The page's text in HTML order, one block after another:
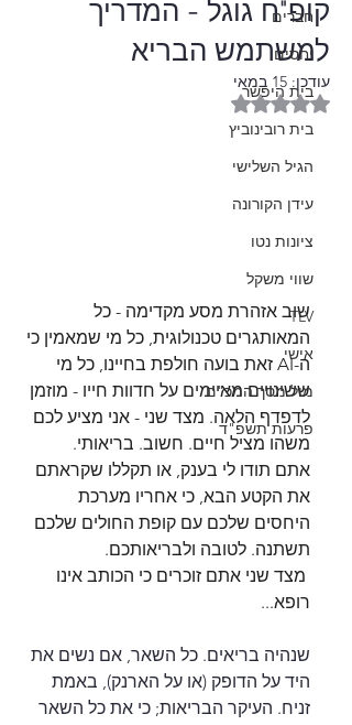
חברים
יחסים
בית היפשר
בית רובינוביץ
הגיל השלישי
עידן הקורונה
ציונות נטו
שווי משקל
TLV
אישי
מול מסך המכ"ם
פרעות תשפ"ד
קופ"ח גוגל - המדריך
למשתמש הבריא
עודכן: 15 במאי
דירוג של NaN מתוך 5 כוכבים
שוב אזהרת מסע מקדימה - כל
המאותגרים טכנולוגית, כל מי שמאמין כי
ה-AI זאת בועה חולפת בחיינו, כל מי
ששינויים מאיימים על חדוות חייו - מוזמן
לדפדף הלאה. מצד שני - אני מציע לכם
משהו מציל חיים. חשוב. בריאותי.
אתם תודו לי בענק, או תקללו שקראתם
את הקטע הבא, כי אחריו מערכת
היחסים שלכם עם קופת החולים שלכם
תשתנה. לטובה ולבריאותכם.
מצד שני אתם זוכרים כי הכותב אינו
רופא...
שנהיה בריאים. כל השאר, אם נשים את
היד על הדופק (או על הארנק), באמת
זניח. העיקר הבריאות; כי את כל השאר